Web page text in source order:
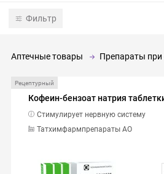
Аптечные товары Препараты при
Фильтр
Рецептурный
Кофеин-бензоат натрия
Татхимфармпрепараты АО
Стимулирует нервную систему